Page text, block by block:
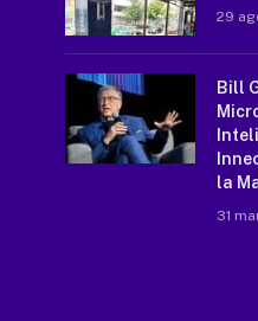
29
Bill
la
31